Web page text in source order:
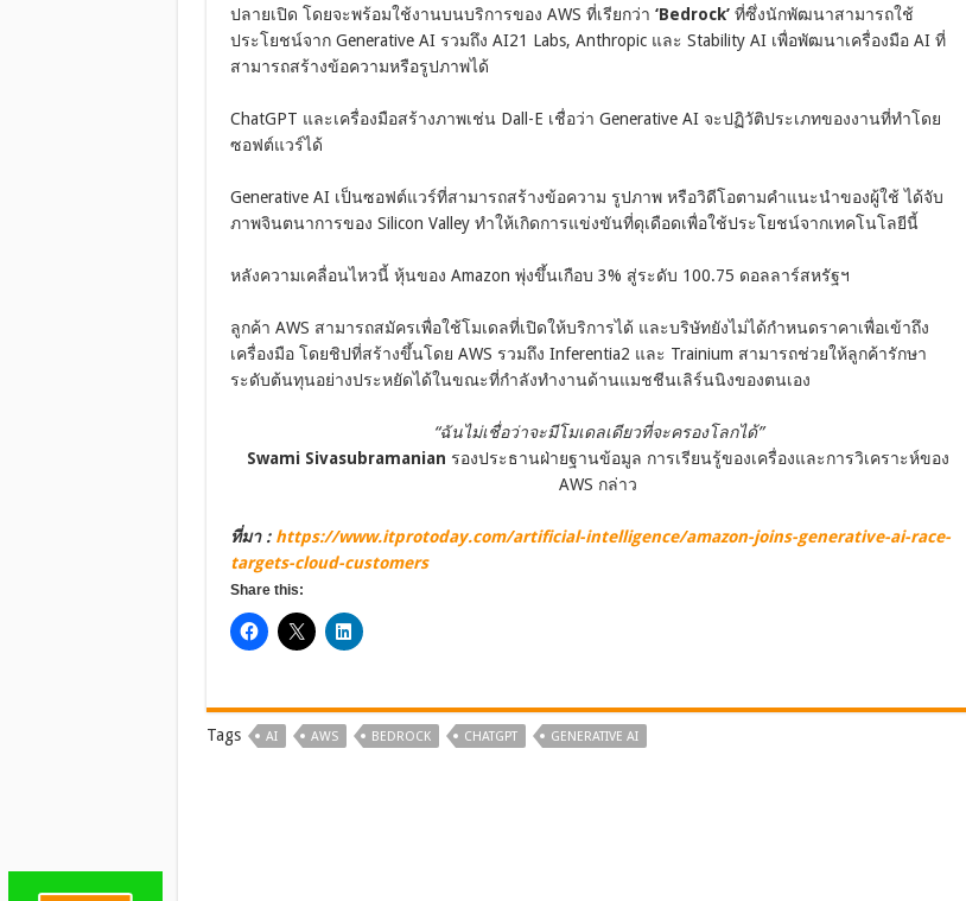
ปลายเปิด โดยจะพร้อมใช้งานบนบริการของ AWS ที่เรียกว่า ‘Bedrock’ที่ซึ่งนักพัฒนาสามารถใช้
ประโยชน์จาก Generative AI รวมถึง AI21 Labs, Anthropic และ Stability AI เพื่อพัฒนาเครื่องมือ AI ที่
สามารถสร้างข้อความหรือรูปภาพได้
ChatGPT และเครื่องมือสร้างภาพเช่น Dall-E เชื่อว่า Generative AI จะปฏิวัติประเภทของงานที่ทำโดย
ซอฟต์แวร์ได้
Generative AI เป็นซอฟต์แวร์ที่สามารถสร้างข้อความ รูปภาพ หรือวิดีโอตามคำแนะนำของผู้ใช้ ได้จับ
ภาพจินตนาการของ Silicon Valley ทำให้เกิดการแข่งขันที่ดุเดือดเพื่อใช้ประโยชน์จากเทคโนโลยีนี้
หลังความเคลื่อนไหวนี้ หุ้นของ Amazon พุ่งขึ้นเกือบ 3% สู่ระดับ 100.75 ดอลลาร์สหรัฐฯ
ลูกค้า AWS สามารถสมัครเพื่อใช้โมเดลที่เปิดให้บริการได้ และบริษัทยังไม่ได้กำหนดราคาเพื่อเข้าถึง
เครื่องมือ โดยชิปที่สร้างขึ้นโดย AWS รวมถึง Inferentia2 และ Trainium สามารถช่วยให้ลูกค้ารักษา
ระดับต้นทุนอย่างประหยัดได้ในขณะที่กำลังทำงานด้านแมชชีนเลิร์นนิงของตนเอง
“ฉันไม่เชื่อว่าจะมีโมเดลเดียวที่จะครองโลกได้”
Swami Sivasubramanian รองประธานฝ่ายฐานข้อมูล การเรียนรู้ของเครื่องและการวิเคราะห์ของ
AWS กล่าว
ที่มา : https://www.itprotoday.com/artificial-intelligence/amazon-joins-generative-ai-race-
targets-cloud-customers
Share this:
Tags AI AWS BEDROCK CHATGPT GENERATIVE AI